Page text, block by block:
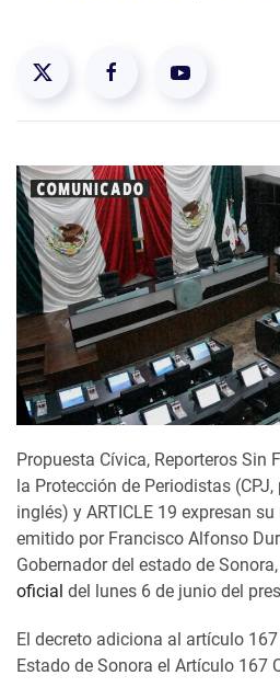
Propuesta Cívica, Reporteros Sin
la Protección de Periodistas
inglés) y ARTICLE 19 expresan
emitido por Francisco Alfonso
Gobernador del estado de
oficial del lunes 6 de junio del
El decreto adiciona al artículo
Estado de Sonora el Artículo 167